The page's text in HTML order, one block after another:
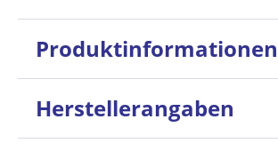
Produktinformationen
Herstellerangaben